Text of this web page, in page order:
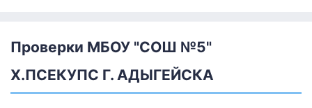
Проверки МБОУ "СОШ №5"
Х.ПСЕКУПС Г. АДЫГЕЙСКА